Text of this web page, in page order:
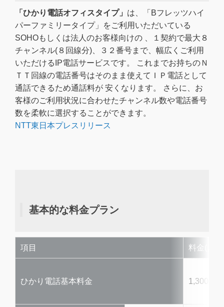
「ひかり電話オフィスタイプ」 は、「Bフレッツハイ
パーファミリータイプ」をご利用いただいている
SOHOもしくは法人のお客様向けの 、１契約で最大８
チャンネル(８回線分)、３２番号まで、幅広くご利用
いただけるIP電話サービスです。 これまでお持ちのＮ
ＴＴ回線の電話番号はそのまま使えてＩＰ電話として
通話できるため通話料が 安くなります。 さらに、お
客様のご利用状況に合わせたチャンネル数や電話番号
数を柔軟に選択することができます。
NTT東日本プレスリリース
基本的な料金プラン
項目 料金(月
ひかり電話基本料金 1,300円